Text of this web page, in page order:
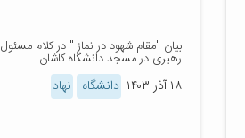
بیان "مقام شهود در نماز " در کلام مسئول
رهبری در مسجد دانشگاه کاشان
۱۸ آذر ۱۴۰۳ دانشگاه نهاد